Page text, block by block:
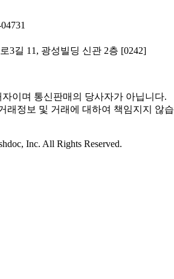
3길 11, 광성빌딩 신관 2층 [0242]
이며 통신판매의 당사자가 아닙니다.
래정보 및 거래에 대하여 책임지지 않습
Inc. All Rights Reserved.